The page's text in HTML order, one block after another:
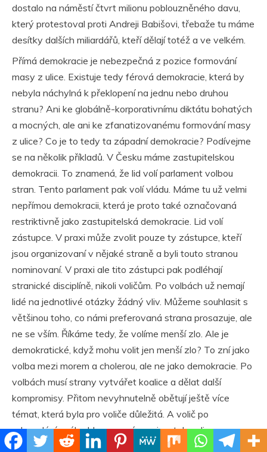
dostalo na náměstí čtvrt milionu poblouzněného davu,
který protestoval proti Andreji Babišovi, třebaže tu máme
desítky dalších miliardářů, kteří dělají totéž a ve velkém.
Přímá demokracie je nebezpečná z pozice formování
masy z ulice. Existuje tedy férová demokracie, která by
nebyla náchylná k překlopení na jednu nebo druhou
stranu? Ani ke globálně-korporativnímu diktátu bohatých
a mocných, ale ani ke zfanatizovanému formování masy
z ulice? Co je to tedy ta západní demokracie? Podívejme
se na několik příkladů. V Česku máme zastupitelskou
demokracii. To znamená, že lid volí parlament volbou
stran. Tento parlament pak volí vládu. Máme tu už velmi
nepřímou demokracii, která je proto také označovaná
restriktivně jako zastupitelská demokracie. Lid volí
zástupce. V praxi může zvolit pouze ty zástupce, kteří
jsou organizovaní v nějaké straně a byli touto stranou
nominovaní. V praxi ale tito zástupci pak podléhají
stranické disciplíně, nikoli voličům. Po volbách už nemají
lidé na jednotlivé otázky žádný vliv. Můžeme souhlasit s
většinou toho, co námi preferovaná strana prosazuje, ale
ne se vším. Říkáme tedy, že volíme menší zlo. Ale je
demokratické, když mohu volit jen menší zlo? To zní jako
volba mezi morem a cholerou, ale ne jako demokracie. Po
volbách musí strany vytvářet koalice a dělat další
kompromisy. Přitom nevyhnutelně obětují ještě více
témat, která byla pro voliče důležitá. A volič po
odevzdání svého hlasu nemá na nic z toho vliv.